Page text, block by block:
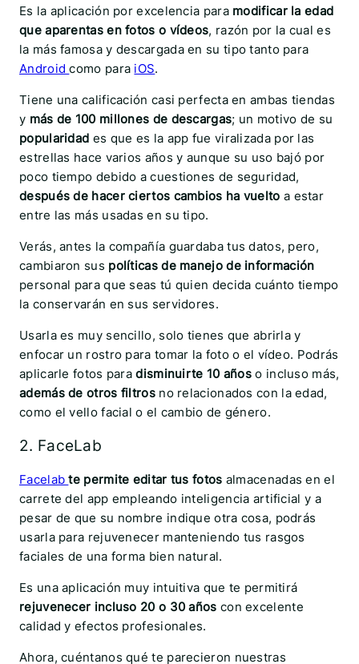
Es la aplicación por excelencia para modificar la edad
que aparentas en fotos o vídeos, razón por la cual es
la más famosa y descargada en su tipo tanto para
Androidcomo para iOS.
Tiene una calificación casi perfecta en ambas tiendas
y más de 100 millones de descargas; un motivo de su
popularidad es que es la app fue viralizada por las
estrellas hace varios años y aunque su uso bajó por
poco tiempo debido a cuestiones de seguridad,
después de hacer ciertos cambios ha vuelto a estar
entre las más usadas en su tipo.
Verás, antes la compañía guardaba tus datos, pero,
cambiaron sus políticas de manejo de información
personal para que seas tú quien decida cuánto tiempo
la conservarán en sus servidores.
Usarla es muy sencillo, solo tienes que abrirla y
enfocar un rostro para tomar la foto o el vídeo. Podrás
aplicarle fotos paradisminuirte 10 años o incluso más,
además de otros filtrosno relacionados con la edad,
como el vello facial o el cambio de género.
2. FaceLab
Facelabte permite editar tus fotos almacenadas en el
carrete del app empleando inteligencia artificial y a
pesar de que su nombre indique otra cosa, podrás
usarla para rejuvenecer manteniendo tus rasgos
faciales de una forma bien natural.
Es una aplicación muy intuitiva que te permitirá
rejuvenecer incluso 20 o 30 años con excelente
calidad y efectos profesionales.
Ahora, cuéntanos qué te parecieron nuestras